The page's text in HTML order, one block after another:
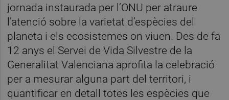
jornada instaurada per l’ONU per atraure
l’atenció sobre la varietat d’espècies del
planeta i els ecosistemes on viuen. Des de fa
12 anys el Servei de Vida Silvestre de la
Generalitat Valenciana aprofita la celebració
per a mesurar alguna part del territori, i
quantificar en detall totes les espècies que